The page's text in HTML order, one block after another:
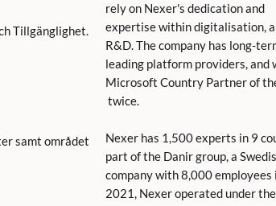
Tillgänglighet.
samt området
rely on Nexer's dedication and
expertise within digitalisation,
R&D. The company has long-
leading platform providers, and
Microsoft Country Partner of
twice.
Nexer has 1,500 experts in 9
part of the Danir group, a
company with 8,000
2021, Nexer operated under the